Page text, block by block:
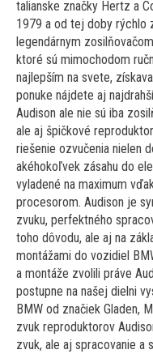
talianske značky Hertz a
1979 a od tej doby rýchlo
legendárnym
ktoré sú mimochodom
najlepším na svete,
ponuke nájdete aj
Audison ale nie sú iba
ale aj špičkové
riešenie ozvučenia nielen
akéhokoľvek zásahu do
vyladené na maximum
procesorom. Audison je
zvuku, perfektného
toho dôvodu, ale aj na
montážami do vozidiel
a montáže zvolili práve
postupne na našej dielni
BMW od značiek Gladen,
zvuk reproduktorov
zvuk, ale aj spracovanie